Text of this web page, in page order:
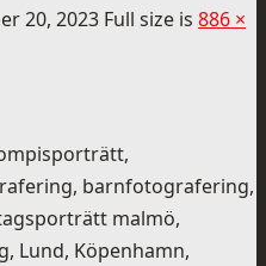
20, 2023 Full size is 886 ×
barnfotografering,
malmö,
Lund, Köpenhamn,